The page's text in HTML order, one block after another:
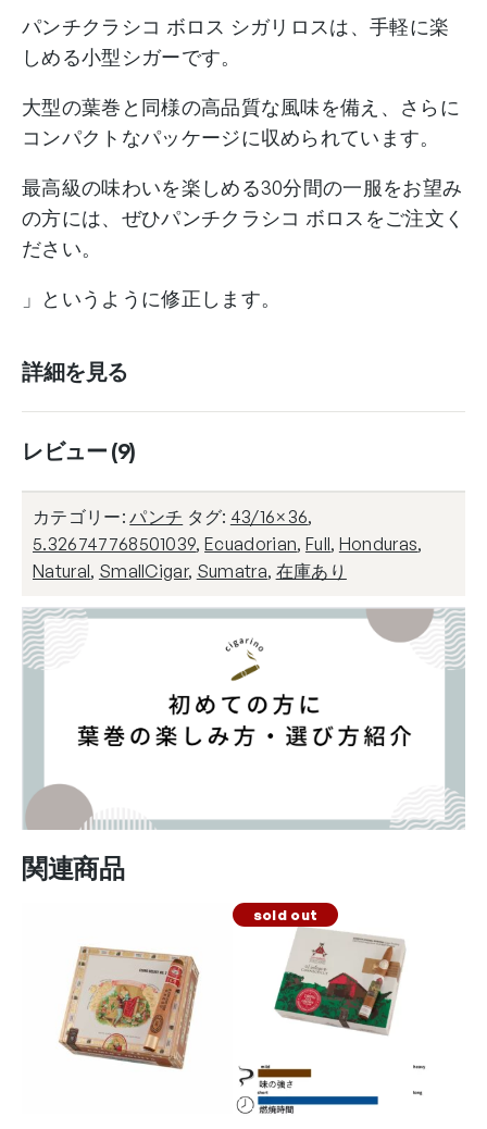
個
パンチクラシコ ボロス シガリロスは、手軽に楽
しめる小型シガーです。
大型の葉巻と同様の高品質な風味を備え、さらに
コンパクトなパッケージに収められています。
最高級の味わいを楽しめる30分間の一服をお望み
の方には、ぜひパンチクラシコ ボロスをご注文く
ださい。
」というように修正します。
詳細を見る
レビュー (9)
カテゴリー:パンチ タグ: 43/16×36,
5.326747768501039,Ecuadorian, Full, Honduras,
Natural, SmallCigar, Sumatra, 在庫あり
関連商品
sold out